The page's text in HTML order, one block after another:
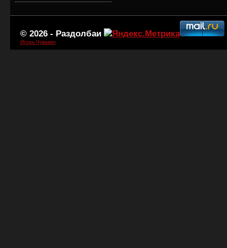
© 2026 - Раздолбаи
Игорь Чувакин